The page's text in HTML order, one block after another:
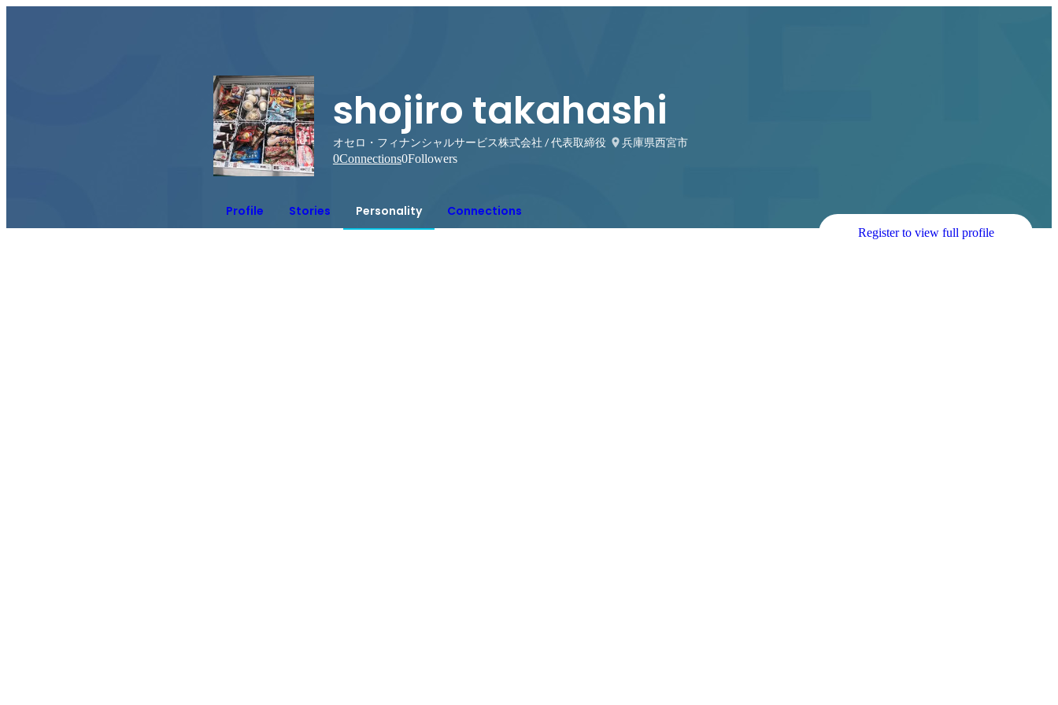
shojiro takahashi
オセロ・フィナンシャルサービス株式会社 / 代表取締役
兵庫県西宮市
0Connections0Followers
Profile Stories Personality Connections
Register to view full profile